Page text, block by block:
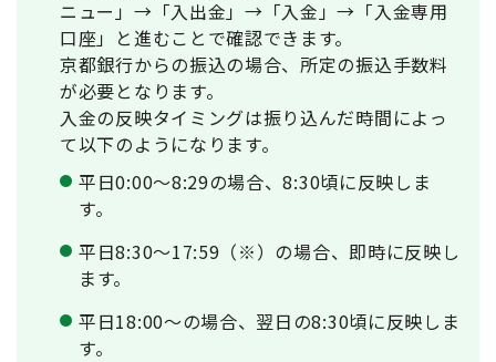
ニュー」→「入出金」→「入金」→「入金専用
口座」と進むことで確認できます。
京都銀行からの振込の場合、所定の振込手数料
が必要となります。
入金の反映タイミングは振り込んだ時間によっ
て以下のようになります。
平日0:00～8:29の場合、8:30頃に反映しま
す。
平日8:30～17:59（※）の場合、即時に反映し
ます。
平日18:00～の場合、翌日の8:30頃に反映しま
す。